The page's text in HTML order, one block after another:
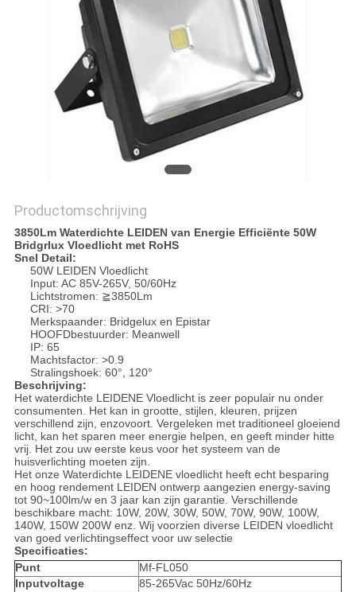
Productomschrijving
3850Lm Waterdichte LEIDEN van Energie Efficiënte 50W
Bridgrlux Vloedlicht met RoHS
Snel Detail:
50W LEIDEN Vloedlicht
Input: AC 85V-265V, 50/60Hz
Lichtstromen: ≧3850Lm
CRI: >70
Merkspaander: Bridgelux en Epistar
HOOFDbestuurder: Meanwell
IP: 65
Machtsfactor: >0.9
Stralingshoek: 60°, 120°
Beschrijving:
Het waterdichte LEIDENE Vloedlicht is zeer populair nu onder
consumenten. Het kan in grootte, stijlen, kleuren, prijzen
verschillend zijn, enzovoort. Vergeleken met traditioneel gloeiend
licht, kan het sparen meer energie helpen, en geeft minder hitte
vrij. Het zou uw eerste keus voor het systeem van de
huisverlichting moeten zijn.
Het onze Waterdichte LEIDENE vloedlicht heeft echt besparing
en hoog rendement LEIDEN ontwerp aangezien energy-saving
tot 90~100lm/w en 3 jaar kan zijn garantie. Verschillende
beschikbare macht: 10W, 20W, 30W, 50W, 70W, 90W, 100W,
140W, 150W 200W enz. Wij voorzien diverse LEIDEN vloedlicht
van goed verlichtingseffect voor uw selectie
Specificaties:
Punt
Mf-FL050
Inputvoltage
85-265Vac 50Hz/60Hz